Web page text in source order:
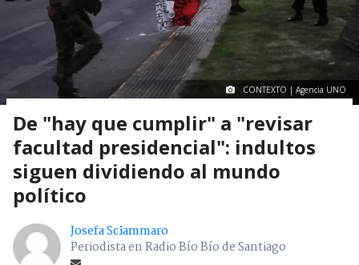
CONTEXTO | Agencia UNO
De "hay que cumplir" a "revisar
facultad presidencial": indultos
siguen dividiendo al mundo
político
Josefa Sciammaro
Periodista en Radio Bío Bío de Santiago